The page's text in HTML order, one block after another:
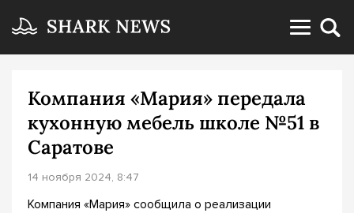
Компания «Мария» передала
кухонную мебель школе №51 в
Саратове
14 ноября 2024, 8:47
Компания «Мария» сообщила о реализации